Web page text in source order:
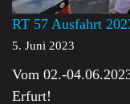
RT 57 Ausfahrt
5. Juni 2023
Vom 02.-
Erfurt!